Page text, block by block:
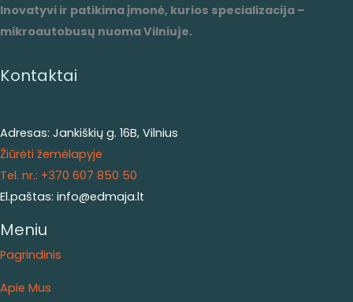
Inovatyvi ir patikima įmonė, kurios specializacija –
mikroautobusų nuoma Vilniuje.
Kontaktai
Adresas: Jankiškių g. 16B, Vilnius
Žiūrėti žemėlapyje
Tel. nr.: +370 607 850 50
El.paštas: info@edmaja.lt
Meniu
Pagrindinis
Apie Mus